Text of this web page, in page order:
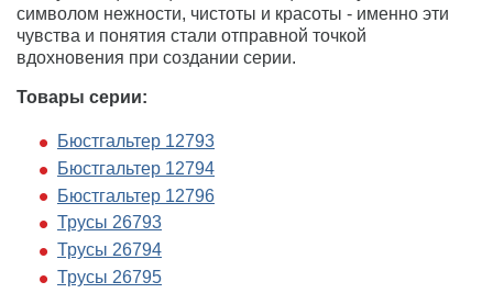
символом нежности, чистоты и красоты - именно эти
чувства и понятия стали отправной точкой
вдохновения при создании серии.
Товары серии:
Бюстгальтер 12793
Бюстгальтер 12794
Бюстгальтер 12796
Трусы 26793
Трусы 26794
Трусы 26795